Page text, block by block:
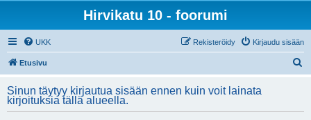
Hirvikatu 10 - foorumi
UKK Kirjaudu sisään
Rekisteröidy
Etusivu
i
Sinun täytyy kirjautua sisään ennen kuin voit lainata
kirjoituksia tällä alueella.